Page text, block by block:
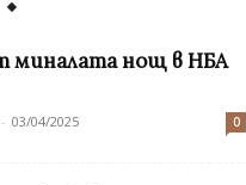
миналата нощ в НБА
- 03/04/2025 0